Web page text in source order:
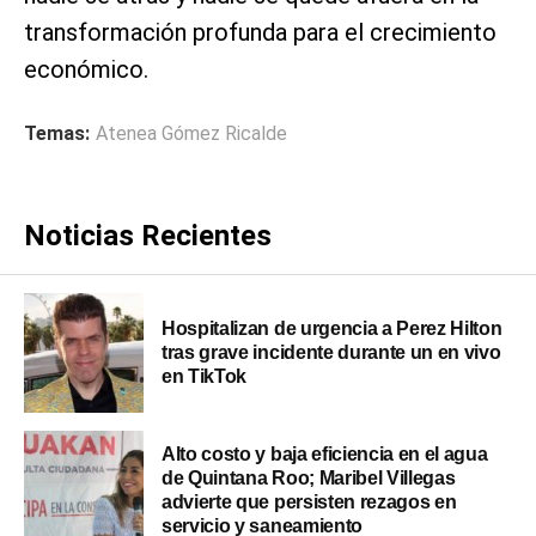
transformación profunda para el crecimiento
económico.
Temas: Atenea Gómez Ricalde
Noticias Recientes
Hospitalizan de urgencia a Perez Hilton
tras grave incidente durante un en vivo
en TikTok
Alto costo y baja eficiencia en el agua
de Quintana Roo; Maribel Villegas
advierte que persisten rezagos en
servicio y saneamiento